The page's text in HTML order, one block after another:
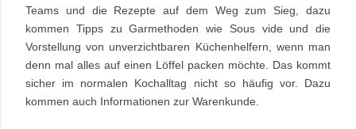
Teams und die Rezepte auf dem Weg zum Sieg, dazu
kommen Tipps zu Garmethoden wie Sous vide und die
Vorstellung von unverzichtbaren Küchenhelfern, wenn man
denn mal alles auf einen Löffel packen möchte. Das kommt
sicher im normalen Kochalltag nicht so häufig vor. Dazu
kommen auch Informationen zur Warenkunde.